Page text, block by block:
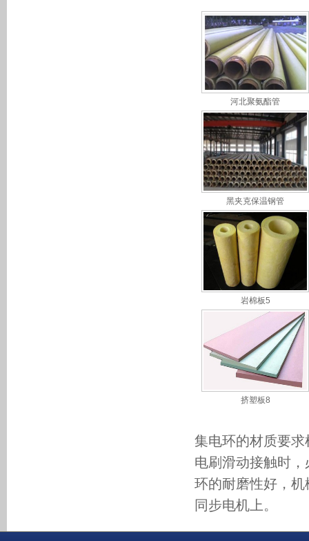
河北聚氨酯管
黑夹克保温钢管
岩棉板5
挤塑板8
集电环的材质要
电刷滑动接触时
环的耐磨性好，
同步电机上。